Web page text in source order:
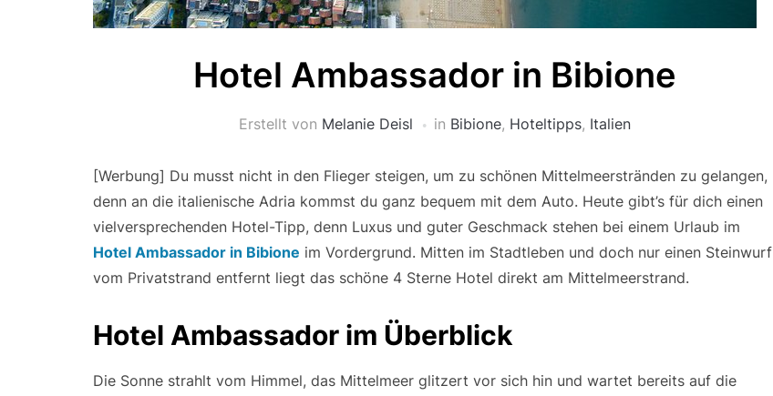
Hotel Ambassador in Bibione
Erstellt von Melanie Deisl in Bibione, Hoteltipps, Italien
[Werbung] Du musst nicht in den Flieger steigen, um zu schönen Mittelmeerstränden zu gelangen,
denn an die italienische Adria kommst du ganz bequem mit dem Auto. Heute gibt’s für dich einen
vielversprechenden Hotel-Tipp, denn Luxus und guter Geschmack stehen bei einem Urlaub im
Hotel Ambassador in Bibione im Vordergrund. Mitten im Stadtleben und doch nur einen Steinwurf
vom Privatstrand entfernt liegt das schöne 4 Sterne Hotel direkt am Mittelmeerstrand.
Hotel Ambassador im Überblick
Die Sonne strahlt vom Himmel, das Mittelmeer glitzert vor sich hin und wartet bereits auf die